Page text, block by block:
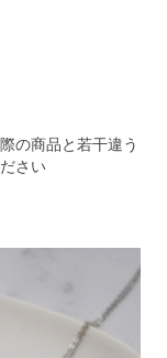
の商品と若干違う
さい